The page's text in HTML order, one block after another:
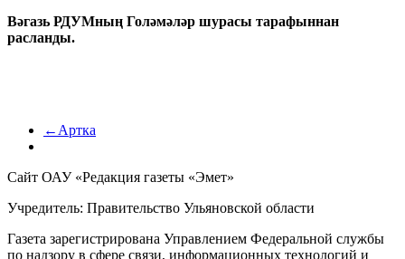
Вәгазь РДУМның Голәмәләр шурасы тарафыннан
расланды.
←Артка
Сайт ОАУ «Редакция газеты «Эмет»
Учредитель: Правительство Ульяновской области
Газета зарегистрирована Управлением Федеральной службы
по надзору в сфере связи, информационных технологий и